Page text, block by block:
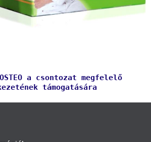
a csontozat megfelelő
támogatására